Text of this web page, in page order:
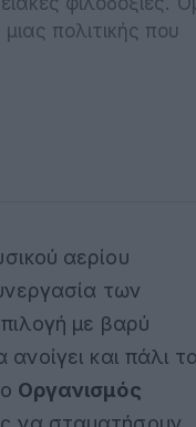
πολιτικής που
αερίου
των
με βαρύ
και πάλι
Οργανισμός